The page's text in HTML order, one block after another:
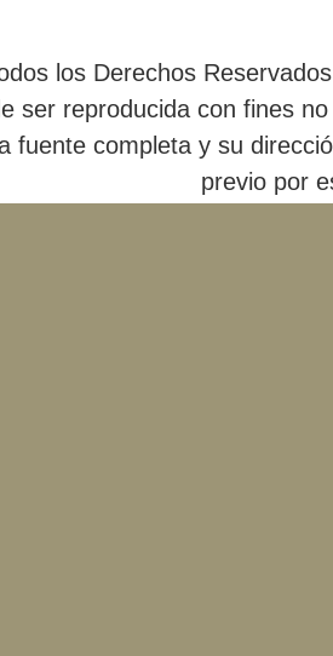
los Derechos
ser reproducida con fines
fuente completa y su
previo por